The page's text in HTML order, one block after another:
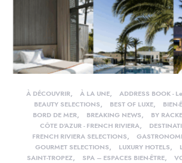
À DÉCOUVRIR À LA UNE
ADDRESS BOOK -
BEAUTY SELECTIONS
BEST OF LUXE
BIEN-
BORD DE MER
BREAKING NEWS
BY
CÔTE D'AZUR - FRENCH RIVIERA
FRENCH RIVIERA SELECTIONS
GOURMET SELECTIONS
LUXURY HOTELS
SAINT-TROPEZ
SPA – ESPACES BIEN-ÊTRE